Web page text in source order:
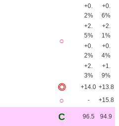
○
+0.
2%
+0.
6%
+2.
5%
+2.
1%
+0.
2%
+0.
4%
+2.
3%
+1.
9%
◎ +14.0 +13.8
○ -
+15.8
C 96.5 94.9